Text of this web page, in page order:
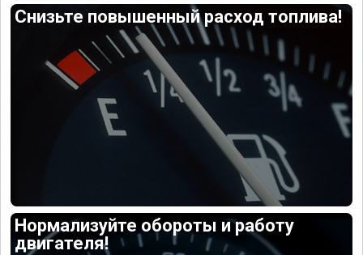
Снизьте повышенный расход топлива!
Нормализуйте обороты и работу
двигателя!